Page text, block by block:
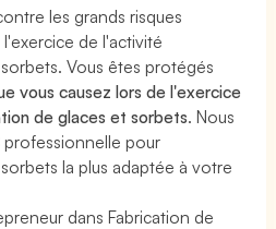
les grands risques
de l'activité
Vous êtes protégés
vous causez lors de l'exercice
de glaces et sorbets. Nous
professionnelle pour
la plus adaptée à votre
dans Fabrication de